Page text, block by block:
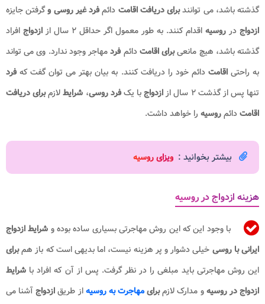
گذشته باشد، می توانندبرای دریافت اقامت دائمفرد غیر روسی وگرفتن جایزه
ازدواج در روسیه اقدام کنند. به طور معمول اگر حداقل ۲ سال از ازدواج افراد
گذشته باشد، هیچ مانعیبرای اقامتدائمفردمهاجر وجود ندارد. وی می تواند
به راحتیاقامت دائم خود را دریافت کنند. به بیان بهتر می توان گفت کهفرد
تنها پس از گذشت ۲ سال از
ازدواجبا یکفرد روسی، شرایطلازمبرای دریافت
اقامتدائمروسیه را خواهد داشت.
بیشتر بخوانید : ویزای روسیه
هزینه ازدواج در روسیه
با وجود این که این روش مهاجرتی بسیاری ساده بوده و شرایط ازدواج
ایرانی با روسی خیلی دشوار و پر هزینه نیست، اما بدیهی است که باز همبرای
این روش مهاجرتی باید مبلغی را در نظر گرفت. پس از آن که افراد با شرایط
ازدواج در روسیهو مدارک لازمبرایمهاجرت به روسیهاز طریقازدواجآشنا می